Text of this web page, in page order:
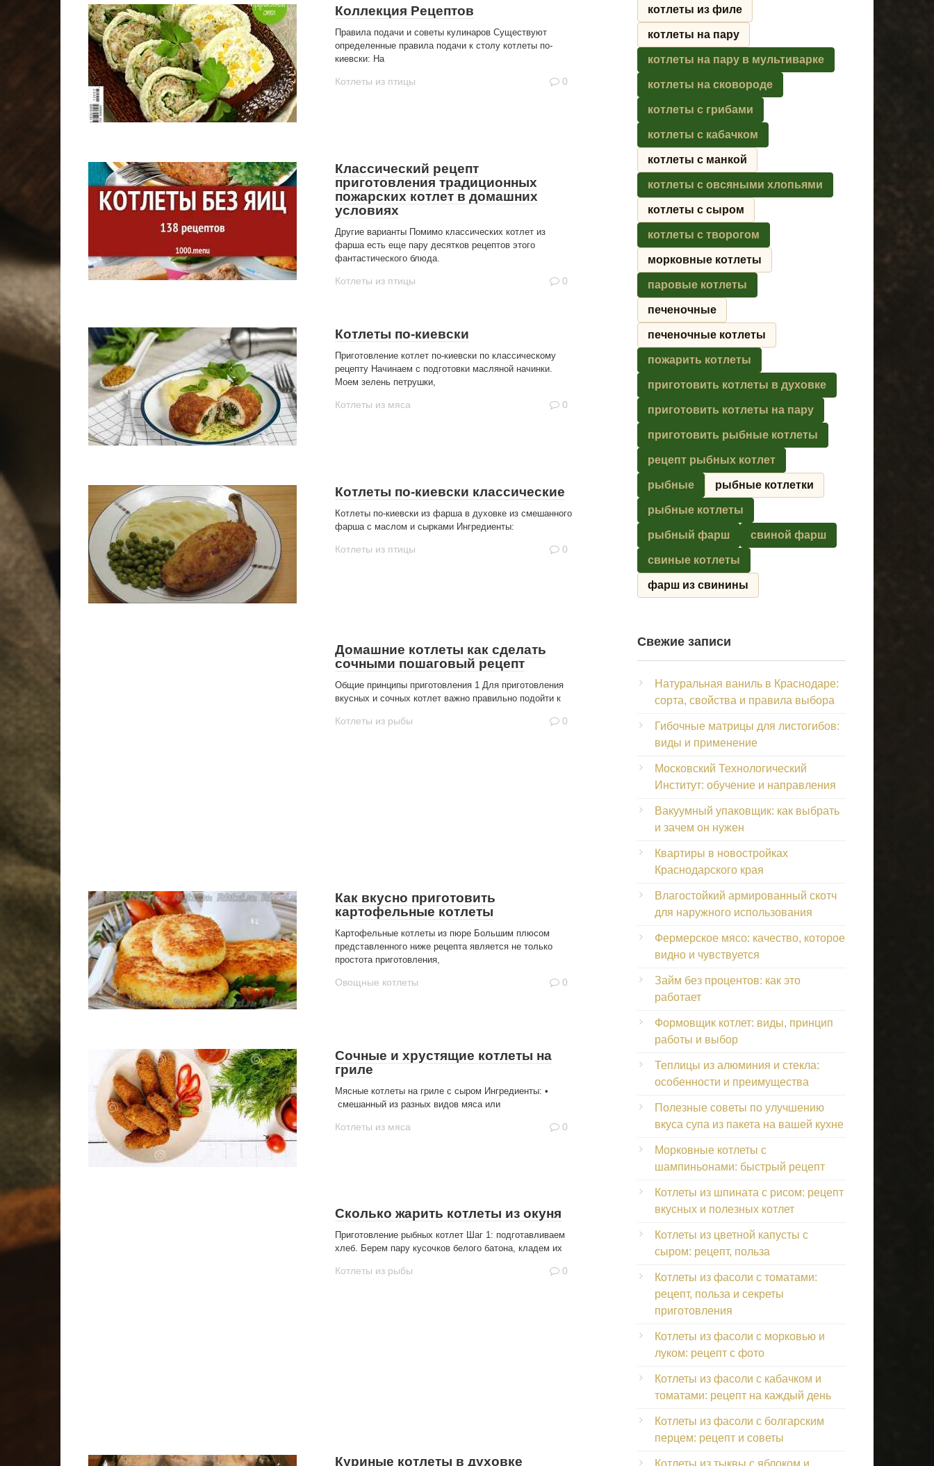
Коллекция Рецептов
Правила подачи и советы кулинаров Существуют
определенные правила подачи к столу котлеты по-
киевски: На
Котлеты из птицы 0
Классический рецепт
приготовления традиционных
пожарских котлет в домашних
условиях
Другие варианты Помимо классических котлет из
фарша есть еще пару десятков рецептов этого
фантастического блюда.
Котлеты из птицы 0
Котлеты по-киевски
Приготовление котлет по-киевски по классическому
рецепту Начинаем с подготовки масляной начинки.
Моем зелень петрушки,
Котлеты из мяса 0
Котлеты по-киевски классические
Котлеты по-киевски из фарша в духовке из смешанного
фарша с маслом и сырками Ингредиенты:
Котлеты из птицы 0
Домашние котлеты как сделать
сочными пошаговый рецепт
Общие принципы приготовления 1 Для приготовления
вкусных и сочных котлет важно правильно подойти к
Котлеты из рыбы 0
Как вкусно приготовить
картофельные котлеты
Картофельные котлеты из пюре Большим плюсом
представленного ниже рецепта является не только
простота приготовления,
Овощные котлеты 0
Сочные и хрустящие котлеты на
гриле
Мясные котлеты на гриле с сыром Ингредиенты: •
смешанный из разных видов мяса или
Котлеты из мяса 0
Сколько жарить котлеты из окуня
Приготовление рыбных котлет Шаг 1: подготавливаем
хлеб. Берем пару кусочков белого батона, кладем их
Котлеты из рыбы 0
Куриные котлеты в духовке
котлеты из филе
котлеты на пару
котлеты на пару в мультиварке
котлеты на сковороде
котлеты с грибами
котлеты с кабачком
котлеты с манкой
котлеты с овсяными хлопьями
котлеты с сыром
котлеты с творогом
морковные котлеты
паровые котлеты
печеночные
печеночные котлеты
пожарить котлеты
приготовить котлеты в духовке
приготовить котлеты на пару
приготовить рыбные котлеты
рецепт рыбных котлет
рыбные рыбные котлетки
рыбные котлеты
рыбный фарш свиной фарш
свиные котлеты
фарш из свинины
Свежие записи
Натуральная ваниль в Краснодаре:
сорта, свойства и правила выбора
Гибочные матрицы для листогибов:
виды и применение
Московский Технологический
Институт: обучение и направления
Вакуумный упаковщик: как выбрать
и зачем он нужен
Квартиры в новостройках
Краснодарского края
Влагостойкий армированный скотч
для наружного использования
Фермерское мясо: качество, которое
видно и чувствуется
Займ без процентов: как это
работает
Формовщик котлет: виды, принцип
работы и выбор
Теплицы из алюминия и стекла:
особенности и преимущества
Полезные советы по улучшению
вкуса супа из пакета на вашей кухне
Морковные котлеты с
шампиньонами: быстрый рецепт
Котлеты из шпината с рисом: рецепт
вкусных и полезных котлет
Котлеты из цветной капусты с
сыром: рецепт, польза
Котлеты из фасоли с томатами:
рецепт, польза и секреты
приготовления
Котлеты из фасоли с морковью и
луком: рецепт с фото
Котлеты из фасоли с кабачком и
томатами: рецепт на каждый день
Котлеты из фасоли с болгарским
перцем: рецепт и советы
Котлеты из тыквы с яблоком и